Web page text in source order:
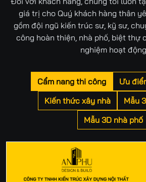
giá trị cho Quý khách hàng thân
gồm đội ngũ kiến trúc sư, kỹ sư,
công hoàn thiện, nhà phố, biệt thự
nghiệm hoạt động
Cẩm nang thi công
Ưu
Kiến thức xây nhà
Mẫu
Mẫu 3D nhà phố